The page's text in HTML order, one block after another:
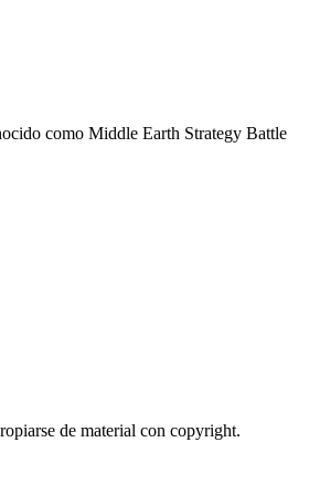
como Middle Earth Strategy Battle
de material con copyright.